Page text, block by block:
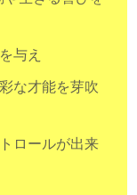
与え
な才能を芽吹
ロールが出来